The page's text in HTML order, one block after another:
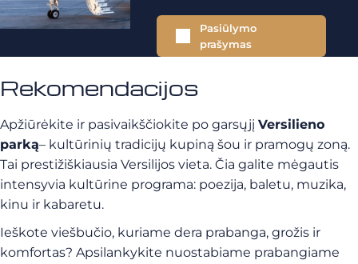
Pasiūlymo
prašymas
Rekomendacijos
Apžiūrėkite ir pasivaikščiokite po garsųjį Versilieno
parką– kultūrinių tradicijų kupiną šou ir pramogų zoną.
Tai prestižiškiausia Versilijos vieta. Čia galite mėgautis
intensyvia kultūrine programa: poezija, baletu, muzika,
kinu ir kabaretu.
Ieškote viešbučio, kuriame dera prabanga, grožis ir
komfortas? Apsilankykite nuostabiame prabangiame